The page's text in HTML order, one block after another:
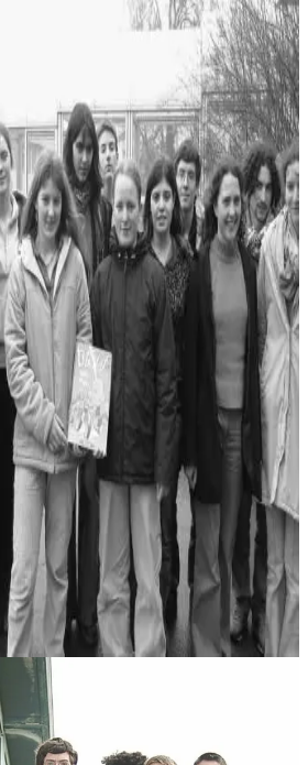
Un sacré biroulig !
vous dit rien ? C'est tout simplement
favorites du héros de BD, Titeuf, « p'tit
Titeuf parle breton. Et cela grâce au
élèves du collège Diwan du Relecq-
la double difficulté de traduire le breton
!
: La BD traduite par des